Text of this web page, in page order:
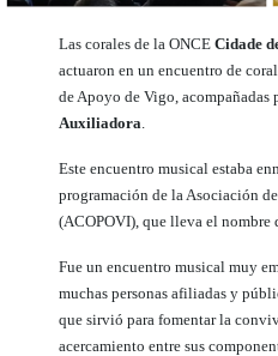
Las corales de la ONCE Cidade
actuaron en un encuentro de
de Apoyo de Vigo,
Auxiliadora
Este encuentro musical estaba
programación de la Asociación
(ACOPOVI), que lleva el nombre
Fue un encuentro musical muy
muchas personas afiliadas y
que sirvió para fomentar la
acercamiento entre sus